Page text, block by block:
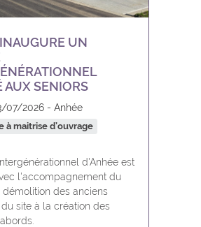
UN
AUX SENIORS
07/2026 Anhée
à maitrise d’ouvrage
d'Anhée est
l'accompagnement du
démolition des anciens
site à la création des